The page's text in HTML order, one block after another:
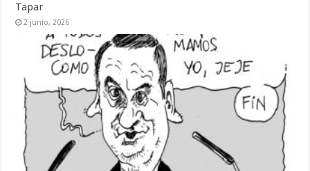
Tapar
2 junio, 2026